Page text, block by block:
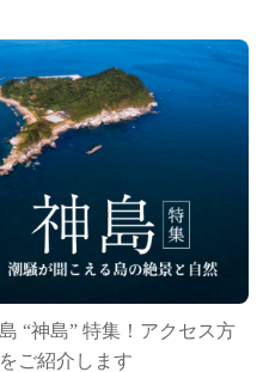
“神島” 特集！アクセス方
ご紹介します